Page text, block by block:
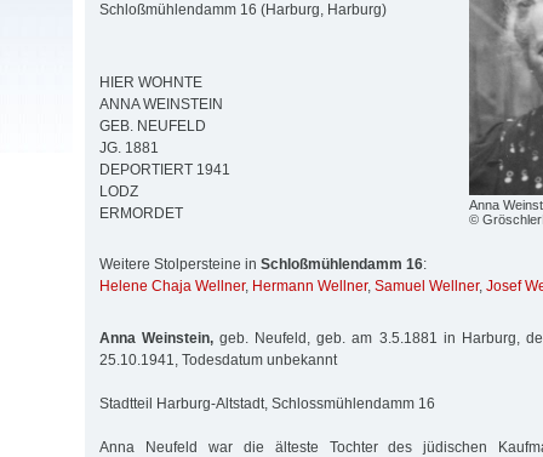
Anna
©
Schloßmühlendamm 16 (Harburg, Harburg)
HIER WOHNTE
ANNA WEINSTEIN
GEB. NEUFELD
JG. 1881
DEPORTIERT 1941
LODZ
ERMORDET
Weitere Stolpersteine in Schloßmühlendamm 16:
Helene Chaja Wellner, Hermann Wellner, Samuel Wellner, Josef
Anna Weinstein, geb. Neufeld, geb. am 3.5.1881 in Harburg,
25.10.1941, Todesdatum unbekannt
Stadtteil Harburg-Altstadt, Schlossmühlendamm 16
Anna Neufeld war die älteste Tochter des jüdischen